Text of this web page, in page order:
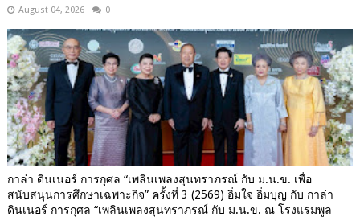
August 04, 2026 0
กาล่า ดินเนอร์ การกุศล “เพลินเพลงสุนทราภรณ์ กับ ม.น.ข. เพื่อ
สนับสนุนการศึกษาเฉพาะกิจ” ครั้งที่ 3 (2569) อิ่มใจ อิ่มบุญ กับ กาล่า
ดินเนอร์ การกุศล “เพลินเพลงสุนทราภรณ์ กับ ม.น.ข. ณ โรงแรมพูล